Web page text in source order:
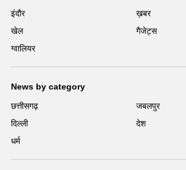
इंदौर
ख़बर
खेल
गैजेट्स
ग्वालियर
News by category
छत्तीसगढ़
जबलपुर
दिल्ली
देश
धर्म